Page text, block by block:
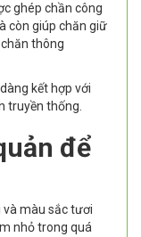
ghép chần công
còn giúp chăn giữ
thông
kết hợp với
truyền thống.
để
và màu sắc tươi
nhỏ trong quá